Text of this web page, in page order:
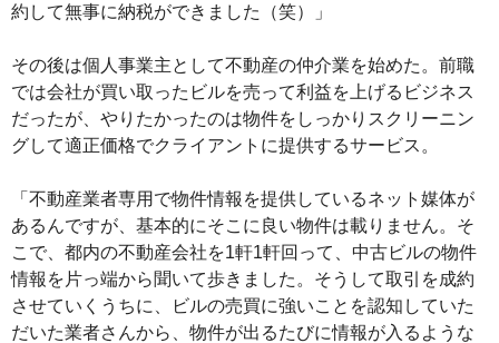
約して無事に納税ができました（笑）」
その後は個人事業主として不動産の仲介業を始めた。前職
では会社が買い取ったビルを売って利益を上げるビジネス
だったが、やりたかったのは物件をしっかりスクリーニン
グして適正価格でクライアントに提供するサービス。
「不動産業者専用で物件情報を提供しているネット媒体が
あるんですが、基本的にそこに良い物件は載りません。そ
こで、都内の不動産会社を1軒1軒回って、中古ビルの物件
情報を片っ端から聞いて歩きました。そうして取引を成約
させていくうちに、ビルの売買に強いことを認知していた
だいた業者さんから、物件が出るたびに情報が入るような